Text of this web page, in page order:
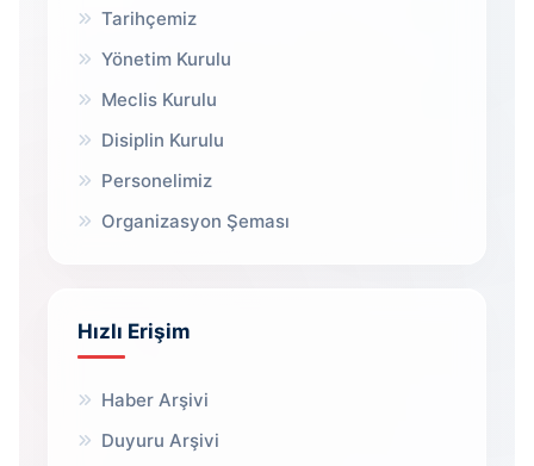
Tarihçemiz
Yönetim Kurulu
Meclis Kurulu
Disiplin Kurulu
Personelimiz
Organizasyon Şeması
Hızlı Erişim
Haber Arşivi
Duyuru Arşivi